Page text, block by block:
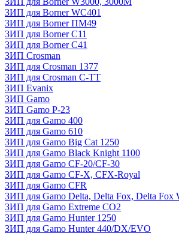
ЗИП для Borner WC401
ЗИП для Borner ПМ49
ЗИП для Borner С11
ЗИП для Borner С41
ЗИП Crosman
ЗИП для Crosman 1377
ЗИП для Crosman C-TT
ЗИП Evanix
ЗИП Gamo
ЗИП Gamo P-23
ЗИП для Gamo 400
ЗИП для Gamo 610
ЗИП для Gamo Big Cat 1250
ЗИП для Gamo Black Knight 1100
ЗИП для Gamo CF-20/CF-30
ЗИП для Gamo CF-X, CFX-Royal
ЗИП для Gamo CFR
ЗИП для Gamo Delta, Delta Fox, Delta Fox
ЗИП для Gamo Extreme CO2
ЗИП для Gamo Hunter 1250
ЗИП для Gamo Hunter 440/DX/EVO